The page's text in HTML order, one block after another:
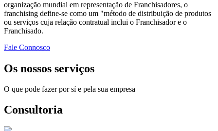
organização mundial em representação de Franchisadores, o
franchising define-se como um "método de distribuição de produtos
ou serviços cuja relação contratual inclui o Franchisador e o
Franchisado.
Fale Connosco
Os nossos serviços
O que pode fazer por sí e pela sua empresa
Consultoria